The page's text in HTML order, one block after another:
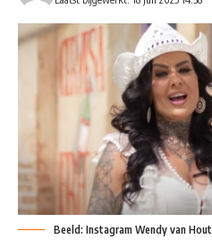
Beeld: Instagram Wendy van Hout